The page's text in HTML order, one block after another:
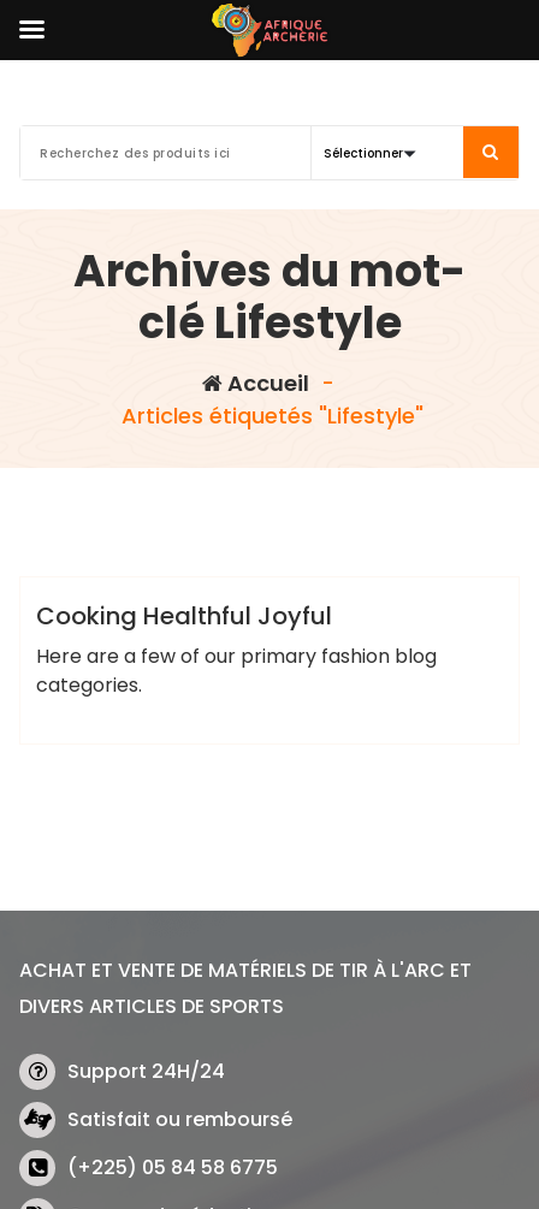
contenu
Archives du mot-
clé Lifestyle
Accueil -
Articles étiquetés "Lifestyle"
Non classé
Cooking Healthful Joyful
Here are a few of our primary fashion blog
categories.
ACHAT ET VENTE DE MATÉRIELS DE TIR À L'ARC ET
DIVERS ARTICLES DE SPORTS
Support 24H/24
Satisfait ou remboursé
(+225) 05 84 58 6775